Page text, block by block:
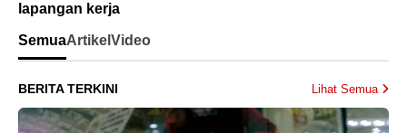
lapangan kerja
SemuaArtikel Video
BERITA TERKINI Lihat Semua